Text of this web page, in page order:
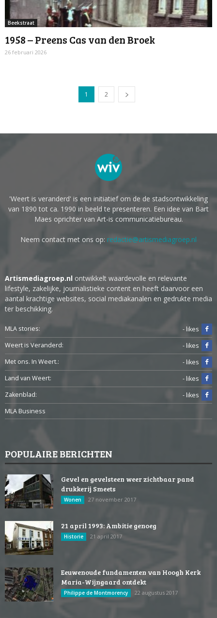
Beekstraat
1958 – Preens Cas van den Broek
26 februari 2026
1 2
'Weert is veranderd' is een initiatief om de de stadsontwikkeling
van 1890 tot ca. 1990 in beeld te presenteren. Een idee van Bart
Maes oprichter van Art-is communicatiebureau.
Neem contact met ons op: redactie@artismediagroep.nl
Artismediagroep.nl ontwikkelt waardevolle en relevante
lifestyle, zakelijke, journalistieke content en heeft daarvoor een
aantal krachtige websites, social mediakanalen en gedrukte media
ter beschikking.
MLA stories:
- likes
Weert is Veranderd:
- likes
Met ons. In Weert.:
- likes
Land van Weert:
- likes
Zakenblad:
- likes
MLA Business
POPULAIRE BERICHTEN
Gevel en gevelsteen weer zichtbaar pand
drukkerij Smeets
Wonen 27 november 2017
21 april 1993: Ambitie genoeg
Historie 21 april 2017
Eeuwenoude fundamenten van Hoogh Kerk
Maria-Wijngaard ontdekt
Philippe de Montmorency 22 augustus 2017